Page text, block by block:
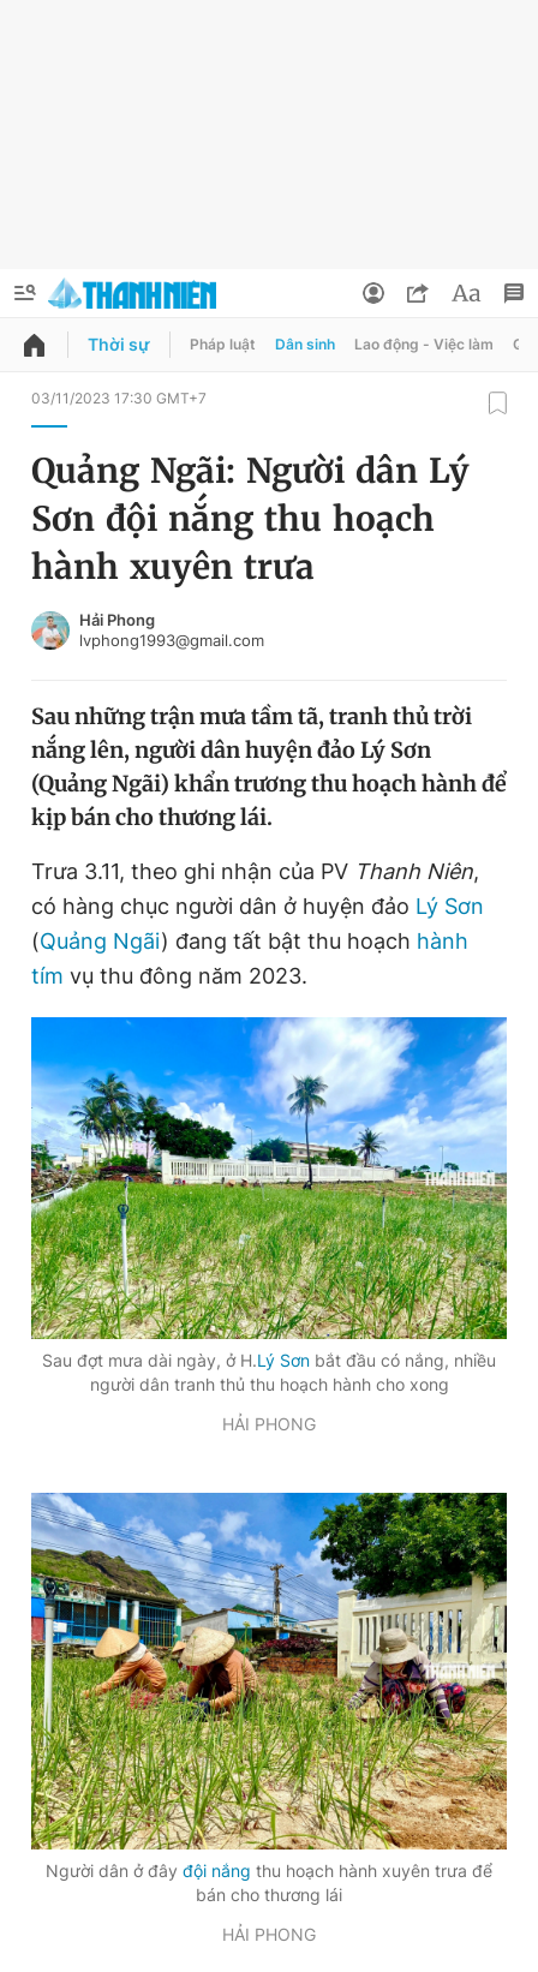
QUẢNG CÁO
Chuyên mục
Chuyên mục khác
Chào ngày mới
Video Magazine
Tiện ích Bạn cần biết
Thông tin tòa soạn Liên hệ quảng cáo
Đọc Thanh Niên trên điện thoại
Theo dõi báo trên
0906 645 777
Liên hệ quảng cáo
0908 780 404
Tổng biên tập: Nguyễn Ngọc Toàn
Phó tổng biên tập thường trực: Hải Thành
Phó tổng biên tập: Lâm Hiếu Dũng
Phó tổng biên tập: Trần Việt Hưng
Tổng thư ký tòa soạn: Đức Trung
Giấy phép xuất bản số 110/GP - BTTTT cấp ngày 24.3.2020
© 2003-2026 Bản quyền thuộc về Báo Thanh Niên. Cấm sao
chép dưới mọi hình thức nếu không có sự chấp thuận bằng văn
bản. Phát triển bởi ePi Technologies, JSC.
Đổi mật khẩu
Tin đã lưu
Đăng xuất
Thời sự Pháp luật Dân sinh Lao động - Việc làm
03/11/2023 17:30 GMT+7
Quảng Ngãi: Người dân Lý
Sơn đội nắng thu hoạch
hành xuyên trưa
Hải Phong
lvphong1993@gmail.com
Sau những trận mưa tầm tã, tranh thủ trời
nắng lên, người dân huyện đảo Lý Sơn
(Quảng Ngãi) khẩn trương thu hoạch hành để
kịp bán cho thương lái.
Trưa 3.11, theo ghi nhận của PV Thanh Niên,
có hàng chục người dân ở huyện đảo Lý Sơn
(Quảng Ngãi) đang tất bật thu hoạch hành
tím vụ thu đông năm 2023.
Sau đợt mưa dài ngày, ở H.Lý Sơn bắt đầu có nắng, nhiều
người dân tranh thủ thu hoạch hành cho xong
HẢI PHONG
Người dân ở đây đội nắng thu hoạch hành xuyên trưa để
bán cho thương lái
HẢI PHONG